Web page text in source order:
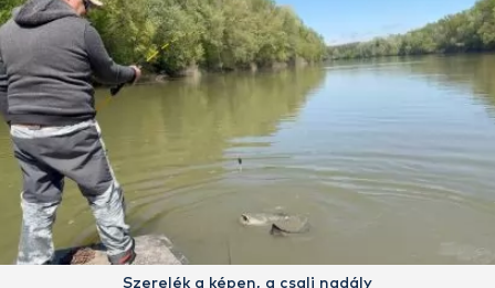
Szerelék a képen, a csali nadály